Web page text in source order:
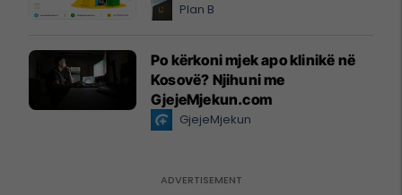
Plan B
Po kërkoni mjek apo klinikë në
Kosovë? Njihuni me
GjejeMjekun.com
GjejeMjekun